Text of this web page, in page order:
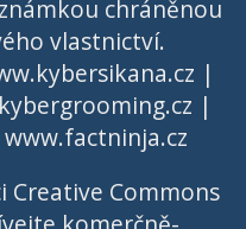
chráněnou
vlastnictví.
|
|
www.factninja.cz
Creative Commons